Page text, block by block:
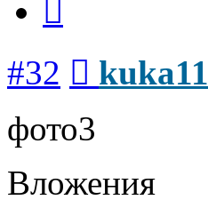
#32 kuka11
фото3
Вложения